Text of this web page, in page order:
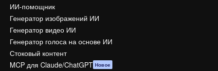
ИИ-помощник
Генератор изображений ИИ
Генератор видео ИИ
Генератор голоса на основе ИИ
Стоковый контент
MCP для Claude/ChatGPT Новое